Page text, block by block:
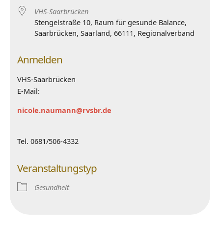
VHS-Saarbrücken
Stengelstraße 10, Raum für gesunde Balance,
Saarbrücken, Saarland, 66111, Regionalverband
Anmelden
VHS-Saarbrücken
E-Mail:
nicole.naumann@rvsbr.de
Tel. 0681/506-4332
Veranstaltungstyp
Gesundheit